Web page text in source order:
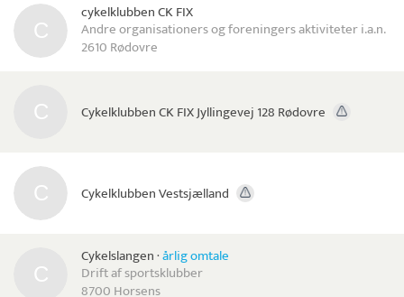
cykelklubben CK FIX
Andre organisationers og foreningers aktiviteter i.a.n.
2610 Rødovre
Cykelklubben CK FIX Jyllingevej 128 Rødovre
Cykelklubben Vestsjælland
Cykelslangen·årlig omtale
Drift af sportsklubber
8700 Horsens